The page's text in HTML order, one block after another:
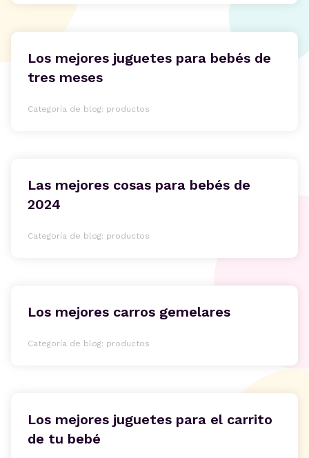
Los mejores juguetes para bebés de
tres meses
Categoría de blog: productos
Las mejores cosas para bebés de
2024
Categoría de blog: productos
Los mejores carros gemelares
Categoría de blog: productos
Los mejores juguetes para el carrito
de tu bebé